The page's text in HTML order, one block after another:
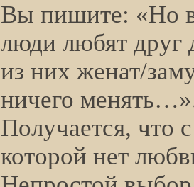
Вы пишите: «Но
люди любят друг
из них женат/
ничего
Получается, что
которой нет